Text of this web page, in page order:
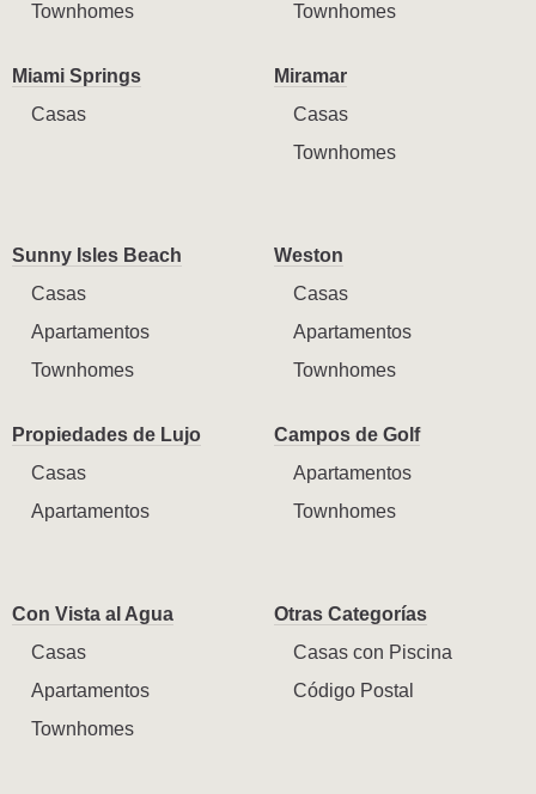
Townhomes
Townhomes
Miami Springs
Casas
Miramar
Casas
Townhomes
Sunny Isles Beach
Casas
Apartamentos
Townhomes
Weston
Casas
Apartamentos
Townhomes
Propiedades de Lujo
Casas
Apartamentos
Campos de Golf
Apartamentos
Townhomes
Con Vista al Agua
Casas
Apartamentos
Townhomes
Otras Categorías
Casas con Piscina
Código Postal